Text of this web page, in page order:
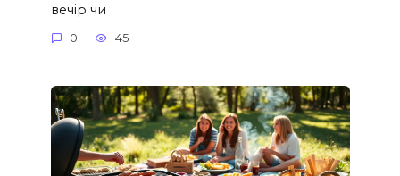
вечір чи
0 45